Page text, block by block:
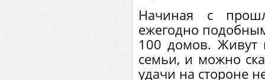
Начиная с
ежегодно
100 домов.
семьи, и можно
удачи на стороне